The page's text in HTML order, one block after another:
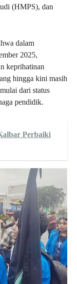
(HMPS), dan
dalam
2025,
keprihatinan
hingga kini masih
dari status
pendidik.
Perbaiki